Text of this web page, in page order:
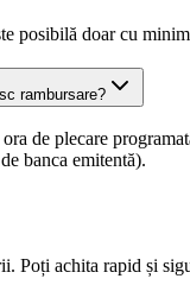
posibilă doar cu
rambursare?
de plecare
banca emitentă).
Poți achita rapid și